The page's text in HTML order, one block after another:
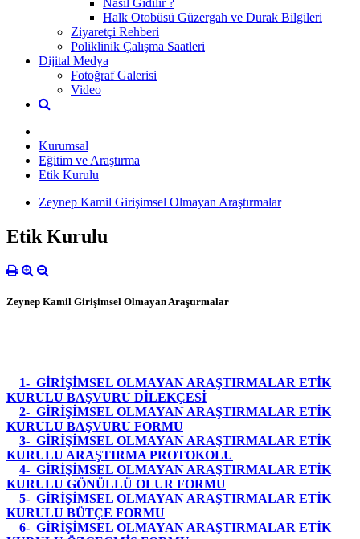
Halk Otobüsü Güzergah ve Durak Bilgileri
Ziyaretçi Rehberi
Poliklinik Çalışma Saatleri
Dijital Medya
Fotoğraf Galerisi
Video
Kurumsal
Eğitim ve Araştırma
Etik Kurulu
Zeynep Kamil Girişimsel Olmayan Araştırmalar
Etik Kurulu
Zeynep Kamil Girişimsel Olmayan Araştırmalar
1- GİRİŞİMSEL OLMAYAN ARAŞTIRMALAR ETİK
KURULU BAŞVURU DİLEKÇESİ
2- GİRİŞİMSEL OLMAYAN ARAŞTIRMALAR ETİK
KURULU BAŞVURU FORMU
3- GİRİŞİMSEL OLMAYAN ARAŞTIRMALAR ETİK
KURULU ARAŞTIRMA PROTOKOLU
4- GİRİŞİMSEL OLMAYAN ARAŞTIRMALAR ETİK
KURULU GÖNÜLLÜ OLUR FORMU
5- GİRİŞİMSEL OLMAYAN ARAŞTIRMALAR ETİK
KURULU BÜTÇE FORMU
6- GİRİŞİMSEL OLMAYAN ARAŞTIRMALAR ETİK